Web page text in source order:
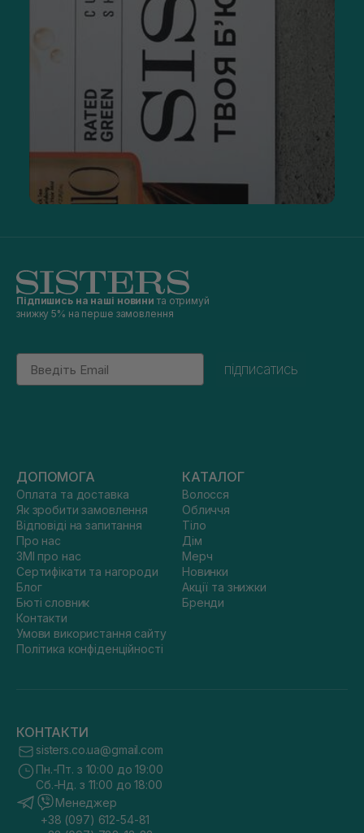
Підпишись на наші новини та отримуй
знижку 5% на перше замовлення
Email
підписатись
ДОПОМОГА
Оплата та доставка
Як зробити замовлення
Відповіді на запитання
Про нас
ЗМІ про нас
Сертифікати та нагороди
Блог
Бюті словник
Контакти
Умови використання сайту
Політика конфіденційності
КАТАЛОГ
Волосся
Обличчя
Тіло
Дім
Мерч
Новинки
Акції та знижки
Бренди
КОНТАКТИ
sisters.co.ua@gmail.com
Пн.-Пт. з 10:00 до 19:00
Сб.-Нд. з 11:00 до 18:00
Менеджер
+38 (097) 612-54-81